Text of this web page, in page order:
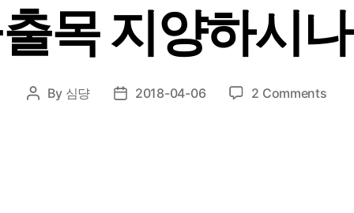
목 지양하시
Post
By 심댱
Post2018-04-06 2 Commentson